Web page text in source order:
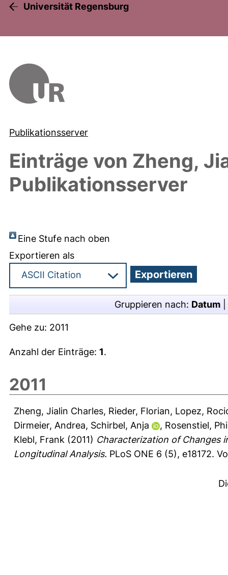
Universität Regensburg
Publikationsserver
Einträge von Zheng,
Publikationsserver
Eine Stufe nach oben
Exportieren als
Gruppieren nach: Datum
Gehe zu: 2011
Anzahl der Einträge: 1.
2011
Zheng, Jialin Charles, Rieder, Florian, Lopez,
Dirmeier, Andrea, Schirbel, Anja , Rosenstiel,
Klebl, Frank (2011) Characterization of Changes
Longitudinal Analysis. PLoS ONE 6 (5), e18172.